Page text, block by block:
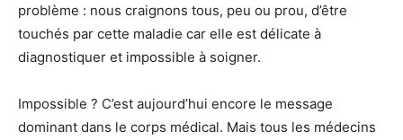
problème : nous craignons tous, peu ou prou, d’être
touchés par cette maladie car elle est délicate à
diagnostiquer et impossible à soigner.
Impossible ? C’est aujourd’hui encore le message
dominant dans le corps médical. Mais tous les médecins